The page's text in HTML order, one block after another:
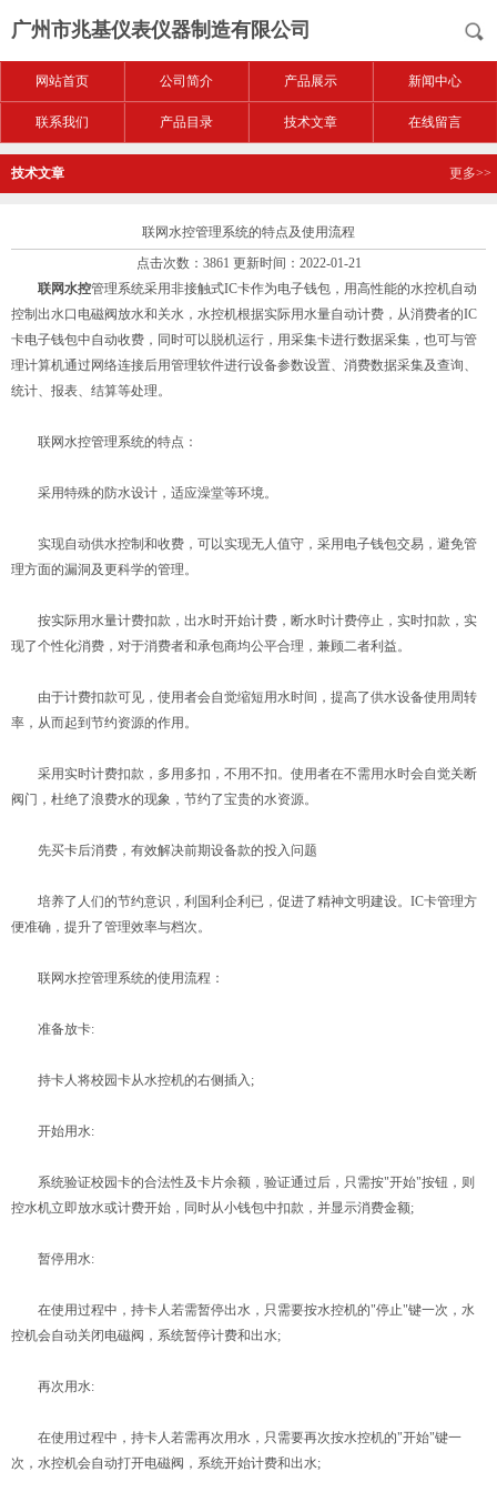
广州市兆基仪表仪器制造有限公司
网站首页 公司简介 产品展示 新闻中心
联系我们 产品目录 技术文章 在线留言
技术文章 更多>>
联网水控管理系统的特点及使用流程
点击次数：3861 更新时间：2022-01-21
联网水控管理系统采用非接触式IC卡作为电子钱包，用高性能的水控机自动
控制出水口电磁阀放水和关水，水控机根据实际用水量自动计费，从消费者的IC
卡电子钱包中自动收费，同时可以脱机运行，用采集卡进行数据采集，也可与管
理计算机通过网络连接后用管理软件进行设备参数设置、消费数据采集及查询、
统计、报表、结算等处理。
联网水控管理系统的特点：
采用特殊的防水设计，适应澡堂等环境。
实现自动供水控制和收费，可以实现无人值守，采用电子钱包交易，避免管
理方面的漏洞及更科学的管理。
按实际用水量计费扣款，出水时开始计费，断水时计费停止，实时扣款，实
现了个性化消费，对于消费者和承包商均公平合理，兼顾二者利益。
由于计费扣款可见，使用者会自觉缩短用水时间，提高了供水设备使用周转
率，从而起到节约资源的作用。
采用实时计费扣款，多用多扣，不用不扣。使用者在不需用水时会自觉关断
阀门，杜绝了浪费水的现象，节约了宝贵的水资源。
先买卡后消费，有效解决前期设备款的投入问题
培养了人们的节约意识，利国利企利已，促进了精神文明建设。IC卡管理方
便准确，提升了管理效率与档次。
联网水控管理系统的使用流程：
准备放卡:
持卡人将校园卡从水控机的右侧插入;
开始用水:
系统验证校园卡的合法性及卡片余额，验证通过后，只需按"开始"按钮，则
控水机立即放水或计费开始，同时从小钱包中扣款，并显示消费金额;
暂停用水:
在使用过程中，持卡人若需暂停出水，只需要按水控机的"停止"键一次，水
控机会自动关闭电磁阀，系统暂停计费和出水;
再次用水:
在使用过程中，持卡人若需再次用水，只需要再次按水控机的"开始"键一
次，水控机会自动打开电磁阀，系统开始计费和出水;